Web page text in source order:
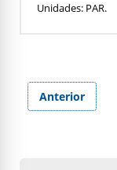
Unidades: PAR.
Anterior